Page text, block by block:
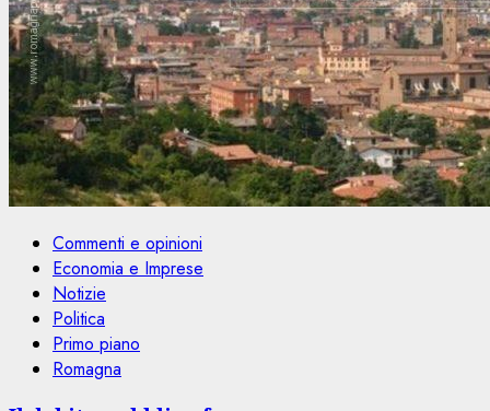
Commenti e opinioni
Economia e Imprese
Notizie
Politica
Primo piano
Romagna